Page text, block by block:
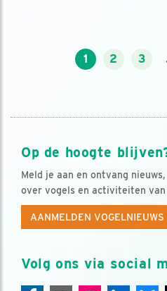
1 2 3
Op de hoogte
Meld je aan en ontvang
over vogels en activiteiten van
AANMELDEN VOGELNIEUWS
Volg ons via social